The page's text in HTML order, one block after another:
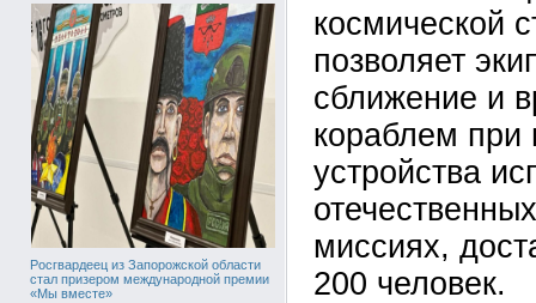
Росгвардеец из Запорожской области
стал призером международной премии
«Мы вместе»
космической
позволяет
сближение и
кораблем при
устройства
миссиях,
200 человек.